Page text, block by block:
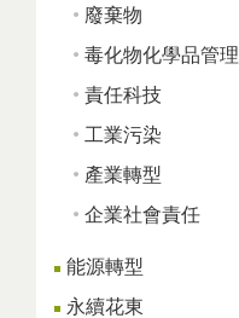
廢棄物
毒化物化學品管理
責任科技
工業污染
產業轉型
企業社會責任
能源轉型
永續花東